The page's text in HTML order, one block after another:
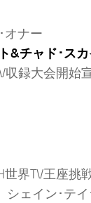
オナー
&チャド･ス
録大会開始
界TV王座挑
ェイン･テ